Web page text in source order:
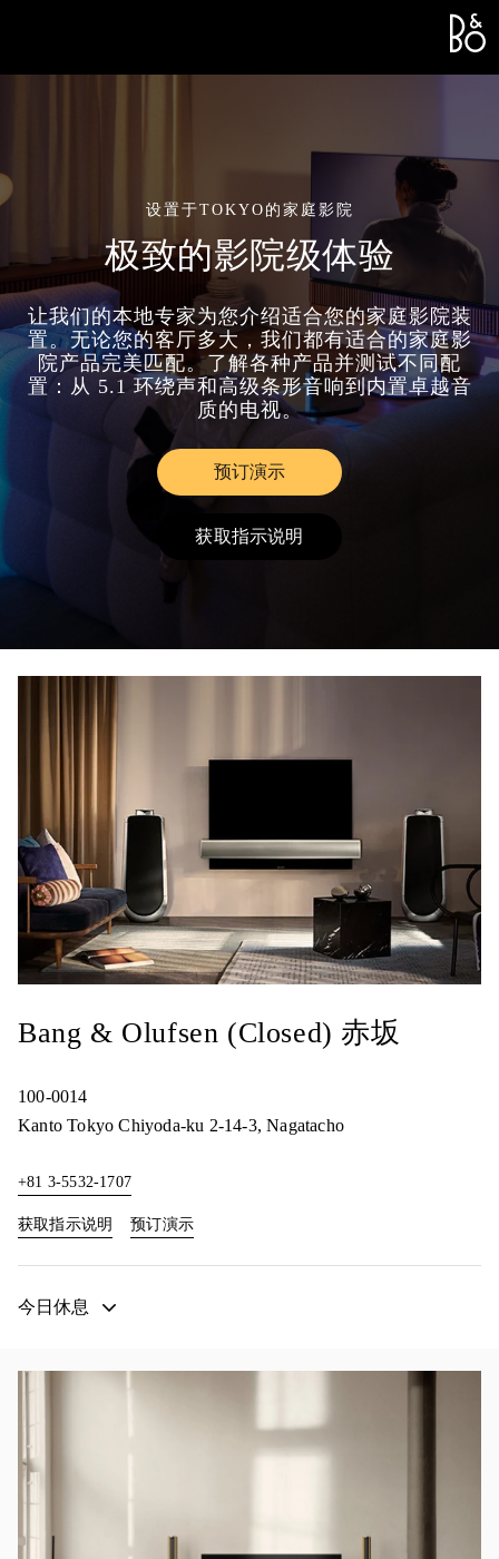
设置于TOKYO的家庭影院
极致的影院级体验
让我们的本地专家为您介绍适合您的家庭影院装
置。无论您的客厅多大，我们都有适合的家庭影
院产品完美匹配。了解各种产品并测试不同配
置：从 5.1 环绕声和高级条形音响到内置卓越音
质的电视。
预订演示Link Opens in New Tab
获取指示说明Link Opens in New Tab
Bang & Olufsen (Closed) 赤坂
100-0014
Kanto Tokyo Chiyoda-ku 2-14-3, Nagatacho
+81 3-5532-1707
获取指示说明 Link Opens in New Tab
预订演示Link Opens in New Tab
今日休息